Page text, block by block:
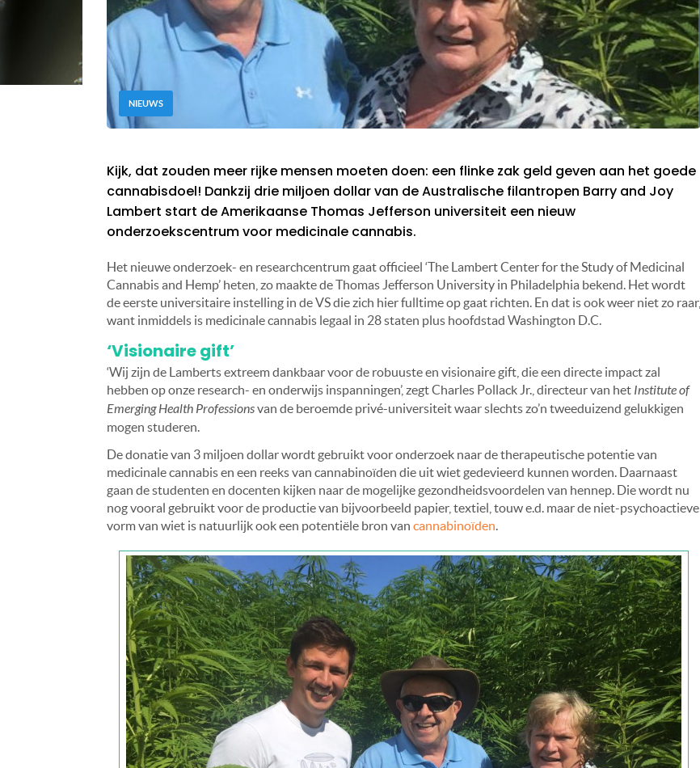
NIEUWS
Kijk, dat zouden meer rijke mensen moeten doen: een flinke zak geld geven aan het goede
cannabisdoel! Dankzij drie miljoen dollar van de Australische filantropen Barry and Joy
Lambert start de Amerikaanse Thomas Jefferson universiteit een nieuw
onderzoekscentrum voor medicinale cannabis.
Het nieuwe onderzoek- en researchcentrum gaat officieel ‘The Lambert Center for the Study of Medicinal
Cannabis and Hemp’ heten, zo maakte de Thomas Jefferson University in Philadelphia bekend. Het wordt
de eerste universitaire instelling in de VS die zich hier fulltime op gaat richten. En dat is ook weer niet zo raar,
want inmiddels is medicinale cannabis legaal in 28 staten plus hoofdstad Washington D.C.
‘Visionaire gift’
‘Wij zijn de Lamberts extreem dankbaar voor de robuuste en visionaire gift, die een directe impact zal
hebben op onze research- en onderwijs inspanningen’, zegt Charles Pollack Jr., directeur van het Institute of
Emerging Health Professionsvan de beroemde privé-universiteit waar slechts zo’n tweeduizend gelukkigen
mogen studeren.
De donatie van 3 miljoen dollar wordt gebruikt voor onderzoek naar de therapeutische potentie van
medicinale cannabis en een reeks van cannabinoïden die uit wiet gedevieerd kunnen worden. Daarnaast
gaan de studenten en docenten kijken naar de mogelijke gezondheidsvoordelen van hennep. Die wordt nu
nog vooral gebruikt voor de productie van bijvoorbeeld papier, textiel, touw e.d. maar de niet-psychoactieve
vorm van wiet is natuurlijk ook een potentiële bron van cannabinoïden.